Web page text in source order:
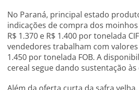
No Paraná, principal estado
indicações de compra dos
R$ 1.370 e R$ 1.400 por tonelada
vendedores trabalham com valores
1.450 por tonelada FOB. A
cereal segue dando sustentação às